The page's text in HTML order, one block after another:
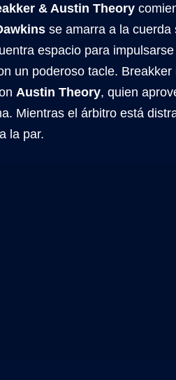
& Austin Theory
se amarra a la
espacio para
un poderoso tacle.
Austin Theory, quien
Mientras el árbitro está
la par.